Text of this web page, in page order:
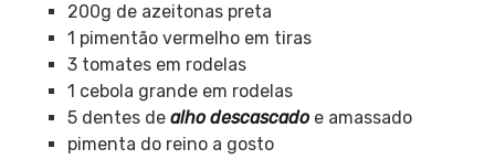
200g de azeitonas preta
1 pimentão vermelho em tiras
3 tomates em rodelas
1 cebola grande em rodelas
5 dentes de alho descascadoe amassado
pimenta do reino a gosto